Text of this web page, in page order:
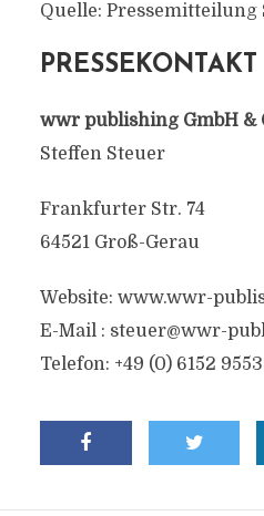
Quelle: Pressemitteilung
PRESSEKONTAKT
wwr publishing GmbH &
Steffen Steuer
Frankfurter Str. 74
64521 Groß-Gerau
Website: www.wwr-
E-Mail : steuer@wwr-
Telefon: +49 (0) 6152